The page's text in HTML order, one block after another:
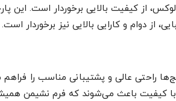
از کیفیت بالایی برخوردار است. این
از دوام و کارایی بالایی نیز برخوردار است.
است. این اسفنج‌ها راحتی عالی و پشتیبانی مناسب را
با کیفیت باعث می‌شوند که فرم نشیمن